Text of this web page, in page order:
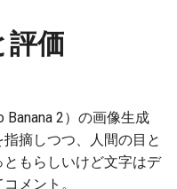
2026-06-23
2026-06-22
2025-12-08
2025-12-07
2026-06-23
2026-06-22
2025-12-08
2025-12-07
2026-02-01
2026-01-25
2026-02-05
2026-02-01
2026-01-25
2026-02-01
2026-01-25
2026-01-25
2026-01-18
2026-06-21
2026-06-20
2025-12-08
2025-12-07
2026-02-01
2026-01-25
2026-06-23
2026-06-22
2026-06-18
2026-06-17
評価
Banana 2）の画像生成
摘しつつ、人間の目と
もらしいけど文字はデ
メント。